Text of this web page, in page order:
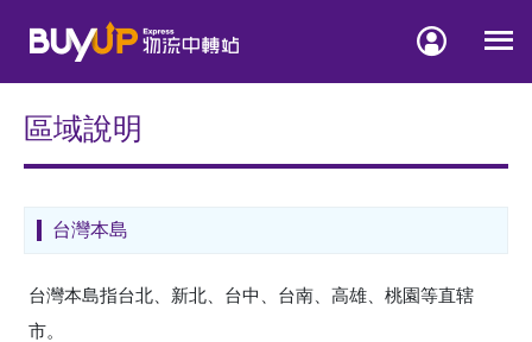
 
區域說明
台灣本島
台灣本島指台北、新北、台中、台南、高雄、桃園等直辖
市。